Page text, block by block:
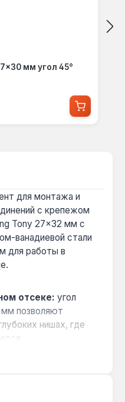
мм угол 45°
для монтажа и
с крепежом
Tony 27×32 мм с
ванадиевой стали
для работы в
отсеке: угол
мм позволяют
нишах, где